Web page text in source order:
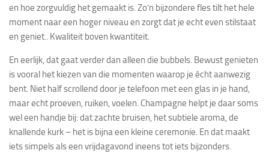
en hoe zorgvuldig het gemaakt is. Zo’n bijzondere fles tilt het hele
moment naar een hoger niveau en zorgt dat je echt even stilstaat
en geniet.. Kwaliteit boven kwantiteit.
En eerlijk, dat gaat verder dan alleen die bubbels. Bewust genieten
is vooral het kiezen van die momenten waarop je écht aanwezig
bent. Niet half scrollend door je telefoon met een glas in je hand,
maar echt proeven, ruiken, voelen. Champagne helpt je daar soms
wel een handje bij: dat zachte bruisen, het subtiele aroma, de
knallende kurk – het is bijna een kleine ceremonie. En dat maakt
iets simpels als een vrijdagavond ineens tot iets bijzonders.